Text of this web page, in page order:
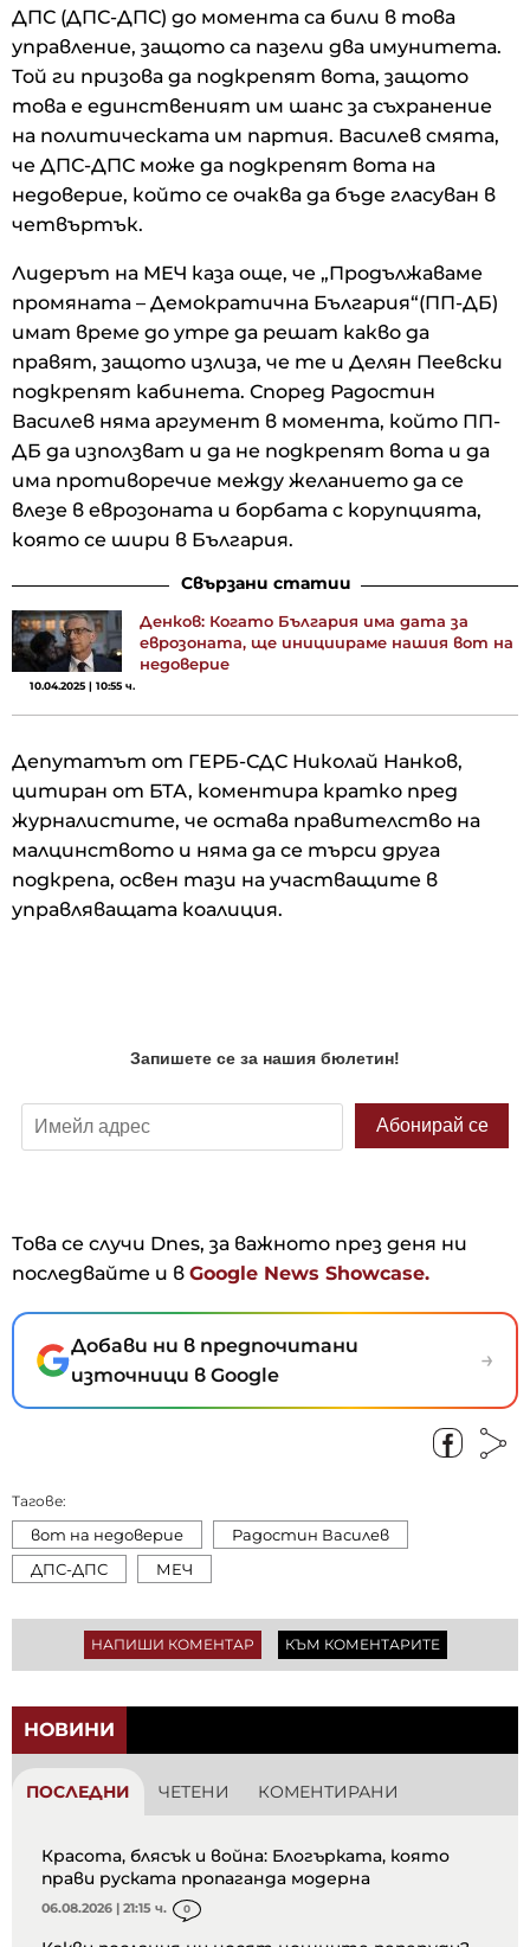
ДПС (ДПС-ДПС) до момента са били в това
управление, защото са пазели два имунитета.
Той ги призова да подкрепят вота, защото
това е единственият им шанс за съхранение
на политическата им партия. Василев смята,
че ДПС-ДПС може да подкрепят вота на
недоверие, който се очаква да бъде гласуван в
четвъртък.
Лидерът на МЕЧ каза още, че „Продължаваме
промяната – Демократична България“(ПП-ДБ)
имат време до утре да решат какво да
правят, защото излиза, че те и Делян Пеевски
подкрепят кабинета. Според Радостин
Василев няма аргумент в момента, който ПП-
ДБ да използват и да не подкрепят вота и да
има противоречие между желанието да се
влезе в еврозоната и борбата с корупцията,
която се шири в България.
Свързани статии
Денков: Когато България има дата за
еврозоната, ще инициираме нашия вот на
недоверие
10.04.2025 | 10:55 ч.
Депутатът от ГЕРБ-СДС Николай Нанков,
цитиран от БТА, коментира кратко пред
журналистите, че остава правителство на
малцинството и няма да се търси друга
подкрепа, освен тази на участващите в
управляващата коалиция.
Това се случи Dnes, за важното през деня ни
последвайте и в Google News Showcase.
Добави ни в предпочитани
източници в Google
→
Тагове:
вот на недоверие
Радостин Василев
ДПС-ДПС
МЕЧ
НАПИШИ КОМЕНТАР КЪМ КОМЕНТАРИТЕ
НОВИНИ
ПОСЛЕДНИ ЧЕТЕНИ КОМЕНТИРАНИ
Красота, блясък и война: Блогърката, която
прави руската пропаганда модерна
06.08.2026 | 21:15 ч. 0